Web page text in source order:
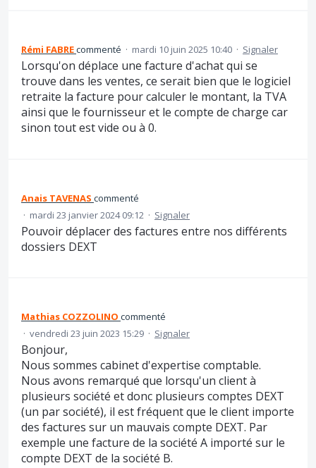
Rémi FABREcommenté · mardi 10 juin 2025 10:40 · Signaler
Lorsqu'on déplace une facture d'achat qui se
trouve dans les ventes, ce serait bien que le logiciel
retraite la facture pour calculer le montant, la TVA
ainsi que le fournisseur et le compte de charge car
sinon tout est vide ou à 0.
Anais TAVENAS commenté
· mardi 23 janvier 2024 09:12 · Signaler
Pouvoir déplacer des factures entre nos différents
dossiers DEXT
Mathias COZZOLINO commenté
· vendredi 23 juin 2023 15:29 · Signaler
Bonjour,
Nous sommes cabinet d'expertise comptable.
Nous avons remarqué que lorsqu'un client à
plusieurs société et donc plusieurs comptes DEXT
(un par société), il est fréquent que le client importe
des factures sur un mauvais compte DEXT. Par
exemple une facture de la société A importé sur le
compte DEXT de la société B.